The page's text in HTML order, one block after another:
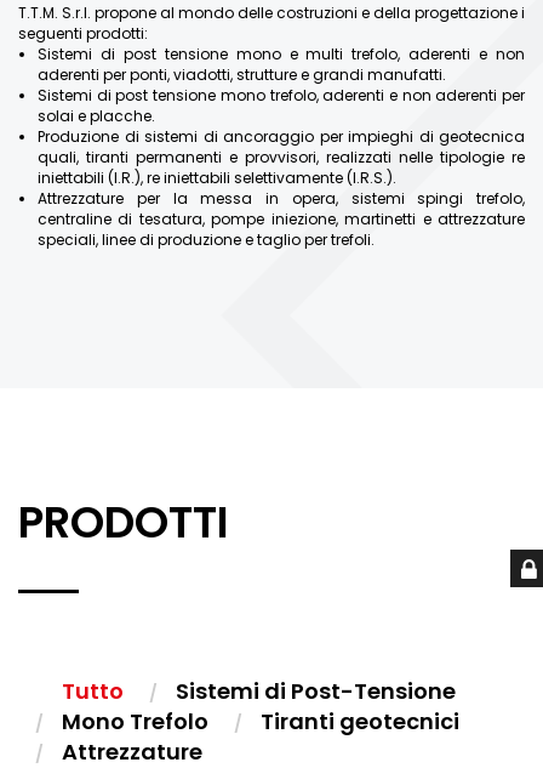
T.T.M. S.r.l. propone al mondo delle costruzioni e della progettazione i
seguenti prodotti:
Sistemi di post tensione mono e multi trefolo, aderenti e non
aderenti per ponti, viadotti, strutture e grandi manufatti.
Sistemi di post tensione mono trefolo, aderenti e non aderenti per
solai e placche.
Produzione di sistemi di ancoraggio per impieghi di geotecnica
quali, tiranti permanenti e provvisori, realizzati nelle tipologie re
iniettabili (I.R.), re iniettabili selettivamente (I.R.S.).
Attrezzature per la messa in opera, sistemi spingi trefolo,
centraline di tesatura, pompe iniezione, martinetti e attrezzature
speciali, linee di produzione e taglio per trefoli.
PRODOTTI
Tutto
Sistemi di Post-Tensione
Mono Trefolo
Tiranti geotecnici
Attrezzature